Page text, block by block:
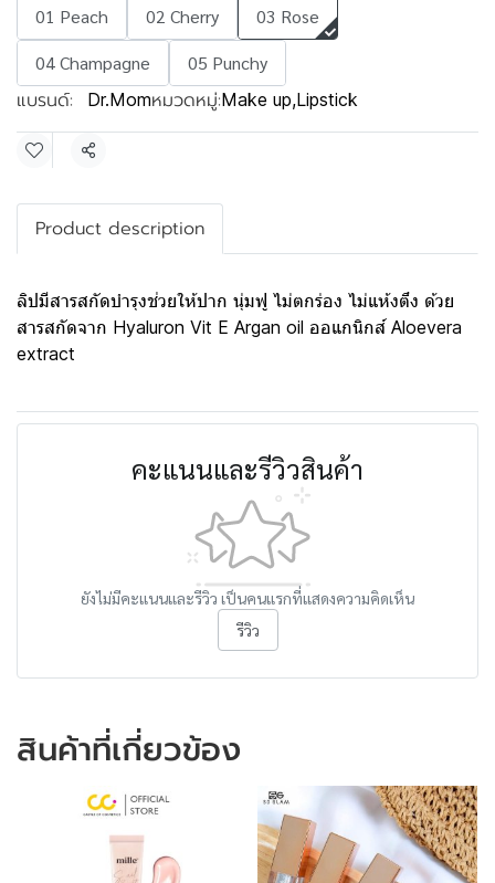
01 Peach 02 Cherry
03 Rose
04 Champagne
05 Punchy
แบรนด์: Dr.Momหมวดหมู่:Make up,Lipstick
แชร์
Product description
ลิปมีสารสกัดบำรุง​ช่วยให้ปาก​ นุ่มฟู​ ไม่ตกร่อง ไม่แห้ง​ตึง​ ด้วย
สารสกัดจาก Hyaluron Vit E​ Argan oil ออแกนิกส์​ Aloevera
extract
คะแนนและรีวิวสินค้า
ยังไม่มีคะแนนและรีวิว เป็นคนแรกที่แสดงความคิดเห็น
รีวิว
สินค้าที่เกี่ยวข้อง